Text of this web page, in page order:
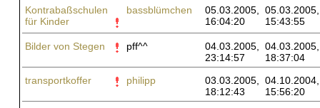
Kontrabaßschulen
für Kinder
bassblümchen
05.03.2005,
16:04:20
05.03.2005,
15:43:55
Bilder von Stegen pff^^
04.03.2005,
23:14:57
04.03.2005,
18:37:04
transportkoffer
philipp
03.03.2005,
18:12:43
04.10.2004,
15:56:20